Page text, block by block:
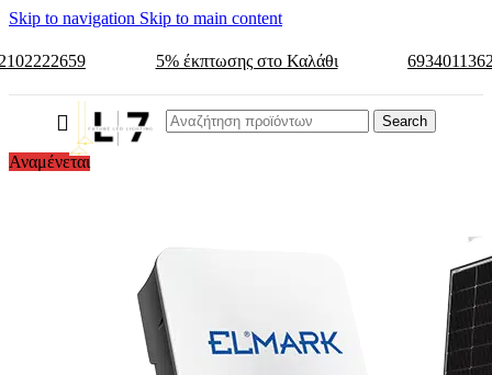
Skip to navigation Skip to main content
5% έκπτωσης στο Καλάθι
Search
Αναμένεται